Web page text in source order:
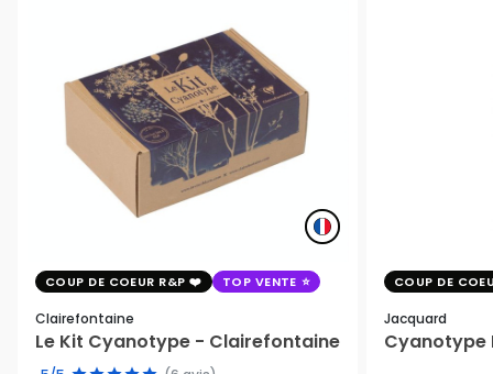
COUP DE COEUR R&P TOP VENTE
Clairefontaine
Le Kit Cyanotype - Clairefontaine
COUP DE
Jacquard
Cyanotype